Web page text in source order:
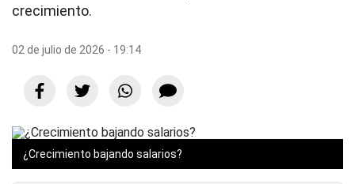
crecimiento.
02 de julio de 2026 - 19:14
¿Crecimiento bajando salarios?